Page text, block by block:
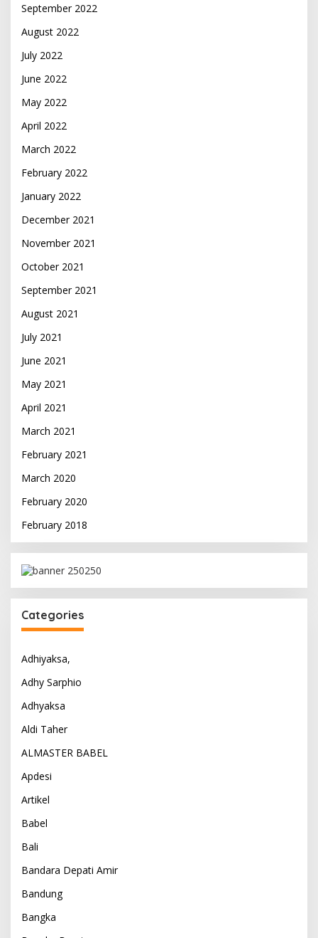
September 2022
August 2022
July 2022
June 2022
May 2022
April 2022
March 2022
February 2022
January 2022
December 2021
November 2021
October 2021
September 2021
August 2021
July 2021
June 2021
May 2021
April 2021
March 2021
February 2021
March 2020
February 2020
February 2018
Categories
Adhiyaksa,
Adhy Sarphio
Adhyaksa
Aldi Taher
ALMASTER BABEL
Apdesi
Artikel
Babel
Bali
Bandara Depati Amir
Bandung
Bangka